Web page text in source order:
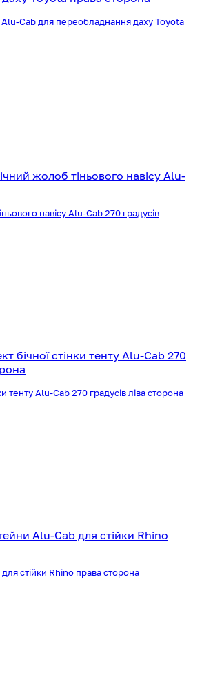
Cab для переобладнання даху Toyota
навісу Alu-Cab 270 градусів
тенту Alu-Cab 270 градусів ліва сторона
стійки Rhino права сторона